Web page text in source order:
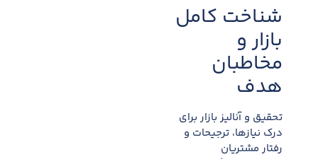
شناخت کامل
بازار و
مخاطبان
هدف
تحقیق و آنالیز بازار برای
درک نیازها، ترجیحات و
رفتار مشتریان